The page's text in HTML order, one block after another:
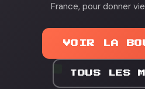
France, pour donner
VOIR LA
TOUS LES